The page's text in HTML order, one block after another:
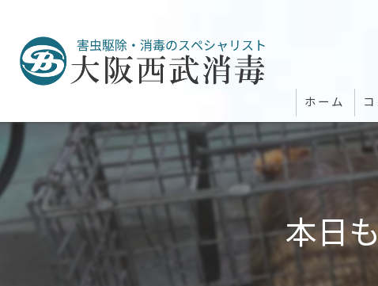
ホーム
本日